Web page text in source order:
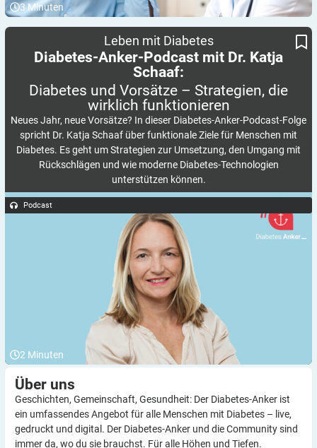
3Minuten
Diabetes und Vorsätze – Strategien, die wirklich funktionieren
Leben mit Diabetes
Diabetes-Anker-Podcast mit Dr. Katja
Schaaf:
Diabetes und Vorsätze – Strategien, die
wirklich funktionieren
Neues Jahr, neue Vorsätze? In dieser Diabetes-Anker-Podcast-Folge
spricht Dr. Katja Schaaf über funktionale Ziele für Menschen mit
Diabetes. Es geht um Strategien zur Umsetzung, den Umgang mit
Rückschlägen und wie moderne Diabetes-Technologien
unterstützen können.
2 Minuten
Podcast
Über uns
Geschichten, Gemeinschaft, Gesundheit: Der Diabetes-Anker ist
ein umfassendes Angebot für alle Menschen mit Diabetes – live,
gedruckt und digital. Der Diabetes-Anker und die Community sind
immer da, wo du sie brauchst. Für alle Höhen und Tiefen.